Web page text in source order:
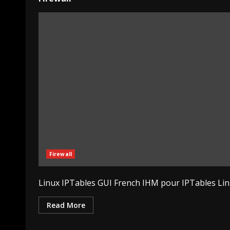
Firewall
Linux IPTables GUI French IHM pour IPTables
Read More